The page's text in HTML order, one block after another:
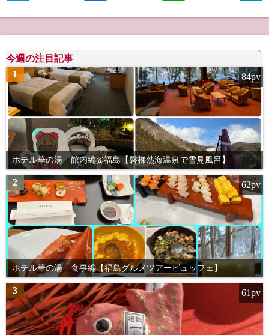
今週の注目記事
1
ホテル華の湯 館内編@福島【磐梯熱海温泉で雪見風呂】
84pv
2
ホテル華の湯 食事編【福島グルメツアービュッフェ】
62pv
3 61pv